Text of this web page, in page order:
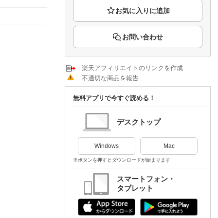
エンタメニュース
推し楽
お問い合わせ
楽天アフィリエイトのリンクを作成
不適切な商品を報告
無料アプリで今すぐ読める！
デスクトップ
Windows Mac
※ボタンを押すとダウンロードが始まります
スマートフォン・
タブレット